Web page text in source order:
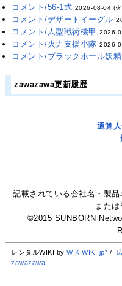
コメント/56-1式 2026-08-04 (
コメント/デザートイーグル
コメント/人型戦術機甲 2026-
コメント/火力支援小隊 2026-
コメント/ブラックホール妖精
zawazawa更新履歴
通算
記載されている会社名・製
または
©2015 SUNBORN
レンタルWIKI byWIKIWIKI.jp* /
zawazawa